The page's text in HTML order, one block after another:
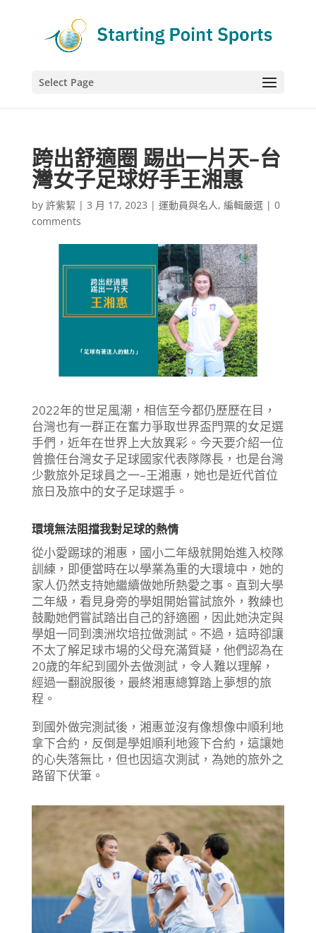
Select Page
跨出舒適圈 踢出一片天–台
灣女子足球好手王湘惠
by 許紫絜 | 3 月 17, 2023 | 運動員與名人, 編輯嚴選| 0
comments
2022年的世足風潮，相信至今都仍歷歷在目，
台灣也有一群正在奮力爭取世界盃門票的女足選
手們，近年在世界上大放異彩。今天要介紹一位
曾擔任台灣女子足球國家代表隊隊長，也是台灣
少數旅外足球員之一–王湘惠，她也是近代首位
旅日及旅中的女子足球選手。
環境無法阻擋我對足球的熱情
從小愛踢球的湘惠，國小二年級就開始進入校隊
訓練，即便當時在以學業為重的大環境中，她的
家人仍然支持她繼續做她所熱愛之事。直到大學
二年級，看見身旁的學姐開始嘗試旅外，教練也
鼓勵她們嘗試踏出自己的舒適圈，因此她決定與
學姐一同到澳洲坎培拉做測試。不過，這時卻讓
不太了解足球市場的父母充滿質疑，他們認為在
20歲的年紀到國外去做測試，令人難以理解，
經過一翻說服後，最終湘惠總算踏上夢想的旅
程。
到國外做完測試後，湘惠並沒有像想像中順利地
拿下合約，反倒是學姐順利地簽下合約，這讓她
的心失落無比，但也因這次測試，為她的旅外之
路留下伏筆。